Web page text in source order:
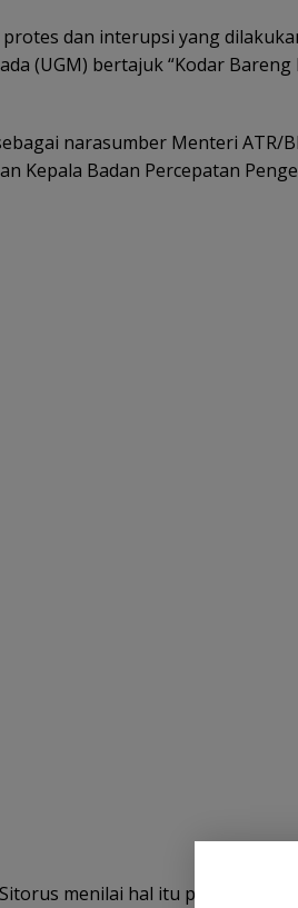
protes dan interupsi yang
(UGM) bertajuk “Kodar
narasumber Menteri ATR/
Kepala Badan Percepatan
menilai hal itu patut